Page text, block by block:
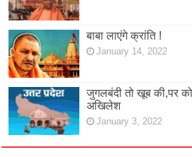
बाबा लाएंगे क्रांति !
January 14, 2022
जुगलबंदी तो खूब की,पर
अखिलेश
January 3, 2022